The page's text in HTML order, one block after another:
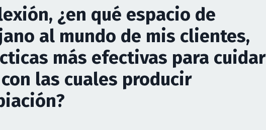
¿en qué espacio de
al mundo de mis clientes,
más efectivas para cuidar
las cuales producir